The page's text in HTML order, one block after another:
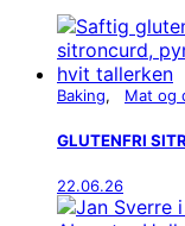
Baking Mat og
GLUTENFRI
22.06.26